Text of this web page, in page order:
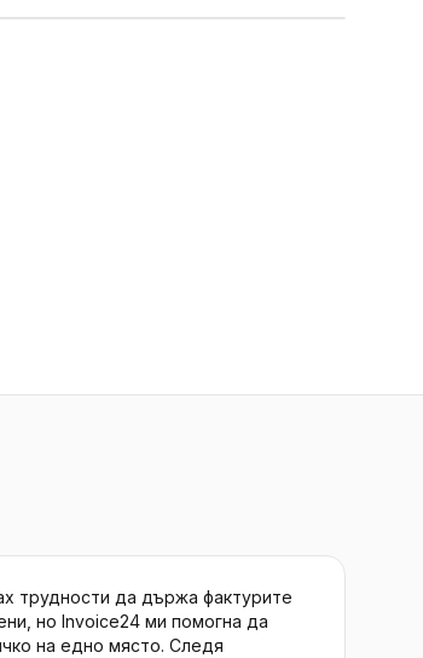
трудности да държа фактурите
но Invoice24 ми помогна да
на едно място. Следя